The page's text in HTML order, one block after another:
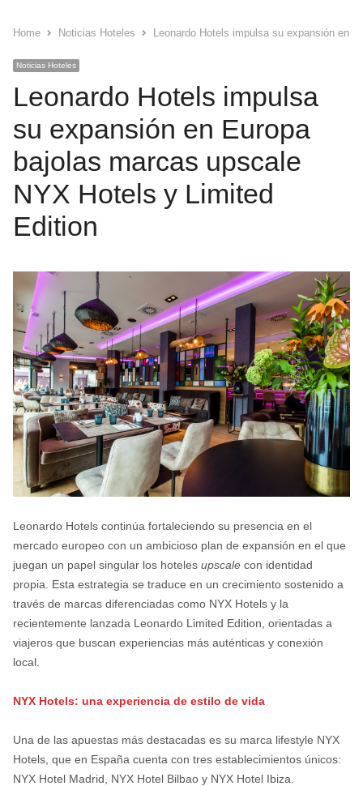
Home Noticias Hoteles Leonardo Hotels impulsa su expansión en
Noticias Hoteles
Leonardo Hotels impulsa
su expansión en Europa
bajolas marcas upscale
NYX Hotels y Limited
Edition
Leonardo Hotels continúa fortaleciendo su presencia en el
mercado europeo con un ambicioso plan de expansión en el que
juegan un papel singular los hoteles upscale con identidad
propia. Esta estrategia se traduce en un crecimiento sostenido a
través de marcas diferenciadas como NYX Hotels y la
recientemente lanzada Leonardo Limited Edition, orientadas a
viajeros que buscan experiencias más auténticas y conexión
local.
NYX Hotels: una experiencia de estilo de vida
Una de las apuestas más destacadas es su marca lifestyle NYX
Hotels, que en España cuenta con tres establecimientos únicos:
NYX Hotel Madrid, NYX Hotel Bilbao y NYX Hotel Ibiza.